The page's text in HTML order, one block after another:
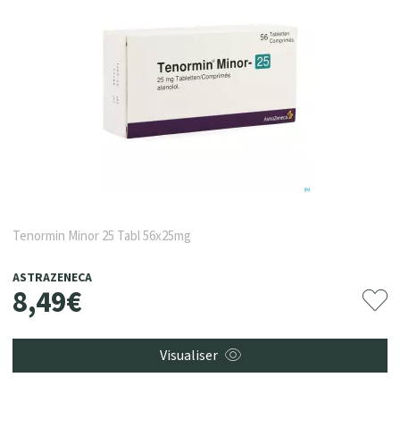
Tenormin Minor 25 Tabl 56x25mg
ASTRAZENECA
8,49€
Visualiser